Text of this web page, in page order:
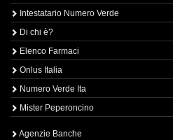
Intestatario Numero Verde
Di chi è?
Elenco Farmaci
Onlus Italia
Numero Verde Ita
Mister Peperoncino
Agenzie Banche